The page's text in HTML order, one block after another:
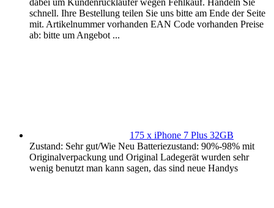
dabei um Kundenrückläufer wegen Fehlkauf. Handeln Sie
schnell. Ihre Bestellung teilen Sie uns bitte am Ende der Seite
mit. Artikelnummer vorhanden EAN Code vorhanden Preise
ab: bitte um Angebot ...
175 x iPhone 7 Plus 32GB
Zustand: Sehr gut/Wie Neu Batteriezustand: 90%-98% mit
Originalverpackung und Original Ladegerät wurden sehr
wenig benutzt man kann sagen, das sind neue Handys